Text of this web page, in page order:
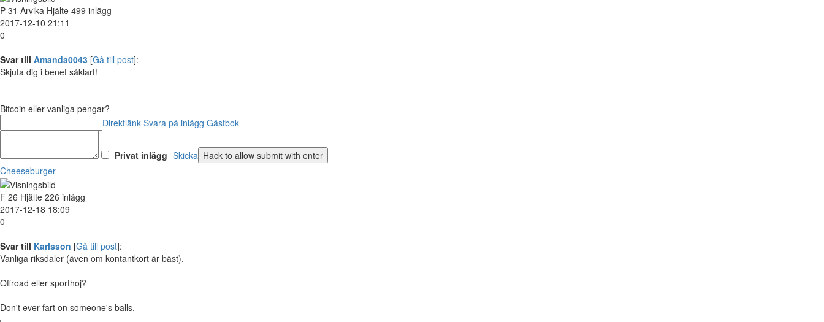
P 31 Arvika Hjälte 499 inlägg
2017-12-10 21:11
0
Svar till Amanda0043 [Gå till post]:
Skjuta dig i benet såklart!
Bitcoin eller vanliga pengar?
Direktlänk Svara på inlägg Gästbok
Privat inlägg Skicka
Cheeseburger
F 26 Hjälte 226 inlägg
2017-12-18 18:09
0
Svar till Karlsson [Gå till post]:
Vanliga riksdaler (även om kontantkort är bäst).
Offroad eller sporthoj?
Don't ever fart on someone's balls.